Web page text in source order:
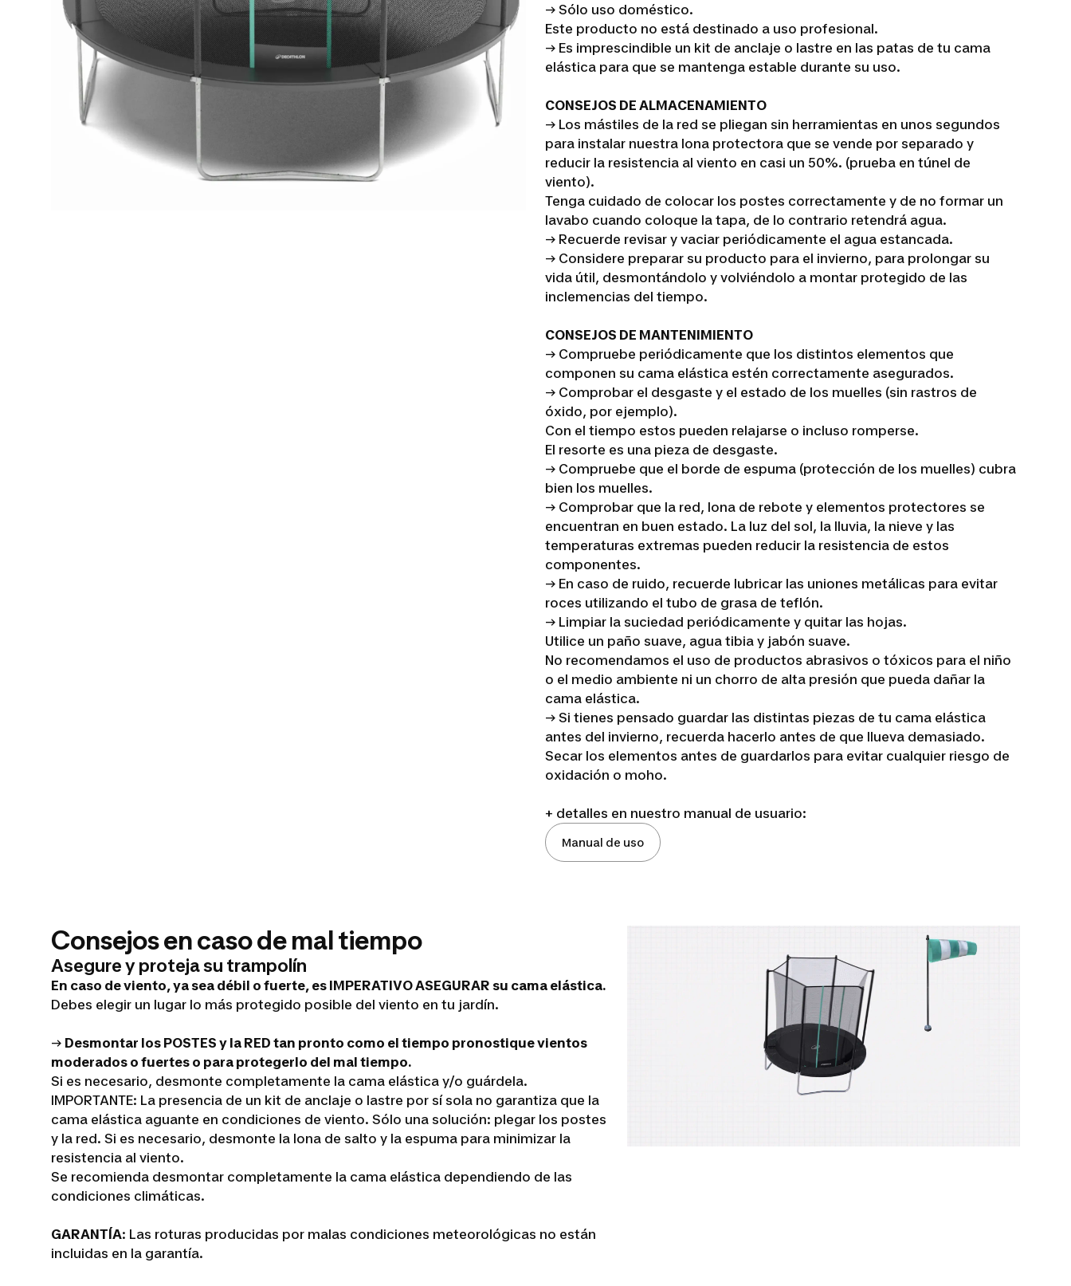
→ Sólo uso doméstico.
Este producto no está destinado a uso profesional.
→ Es imprescindible un kit de anclaje o lastre en las patas de tu cama
elástica para que se mantenga estable durante su uso.
CONSEJOS DE ALMACENAMIENTO
→ Los mástiles de la red se pliegan sin herramientas en unos segundos
para instalar nuestra lona protectora que se vende por separado y
reducir la resistencia al viento en casi un 50%. (prueba en túnel de
viento).
Tenga cuidado de colocar los postes correctamente y de no formar un
lavabo cuando coloque la tapa, de lo contrario retendrá agua.
→ Recuerde revisar y vaciar periódicamente el agua estancada.
→ Considere preparar su producto para el invierno, para prolongar su
vida útil, desmontándolo y volviéndolo a montar protegido de las
inclemencias del tiempo.
CONSEJOS DE MANTENIMIENTO
→ Compruebe periódicamente que los distintos elementos que
componen su cama elástica estén correctamente asegurados.
→ Comprobar el desgaste y el estado de los muelles (sin rastros de
óxido, por ejemplo).
Con el tiempo estos pueden relajarse o incluso romperse.
El resorte es una pieza de desgaste.
→ Compruebe que el borde de espuma (protección de los muelles) cubra
bien los muelles.
→ Comprobar que la red, lona de rebote y elementos protectores se
encuentran en buen estado. La luz del sol, la lluvia, la nieve y las
temperaturas extremas pueden reducir la resistencia de estos
componentes.
→ En caso de ruido, recuerde lubricar las uniones metálicas para evitar
roces utilizando el tubo de grasa de teflón.
→ Limpiar la suciedad periódicamente y quitar las hojas.
Utilice un paño suave, agua tibia y jabón suave.
No recomendamos el uso de productos abrasivos o tóxicos para el niño
o el medio ambiente ni un chorro de alta presión que pueda dañar la
cama elástica.
→ Si tienes pensado guardar las distintas piezas de tu cama elástica
antes del invierno, recuerda hacerlo antes de que llueva demasiado.
Secar los elementos antes de guardarlos para evitar cualquier riesgo de
oxidación o moho.
+ detalles en nuestro manual de usuario:
Manual de uso
Consejos en caso de mal tiempo
Asegure y proteja su trampolín
En caso de viento, ya sea débil o fuerte, es IMPERATIVO ASEGURAR su cama elástica.
Debes elegir un lugar lo más protegido posible del viento en tu jardín.
→ Desmontar los POSTES y la RED tan pronto como el tiempo pronostique vientos
moderados o fuertes o para protegerlo del mal tiempo.
Si es necesario, desmonte completamente la cama elástica y/o guárdela.
IMPORTANTE: La presencia de un kit de anclaje o lastre por sí sola no garantiza que la
cama elástica aguante en condiciones de viento. Sólo una solución: plegar los postes
y la red. Si es necesario, desmonte la lona de salto y la espuma para minimizar la
resistencia al viento.
Se recomienda desmontar completamente la cama elástica dependiendo de las
condiciones climáticas.
GARANTÍA: Las roturas producidas por malas condiciones meteorológicas no están
incluidas en la garantía.